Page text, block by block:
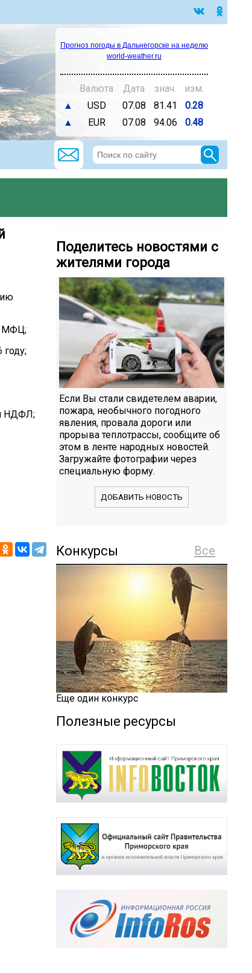
Прогноз погоды в Дальнегорске на неделю
world-weather.ru
Валюта Дата знач.
изм.
▲
USD 07.08 81.41
0.28
▲
EUR 07.08 94.06 0.48
МФЦ;
году;
НДФЛ;
Поделитесь новостями с
жителями города
Если Вы стали свидетелем аварии,
пожара, необычного погодного
явления, провала дороги или
прорыва теплотрассы, сообщите об
этом в ленте народных новостей.
Загружайте фотографии через
специальную форму.
ДОБАВИТЬ НОВОСТЬ
Все
Конкурсы
Еще один конкурс
Полезные ресурсы